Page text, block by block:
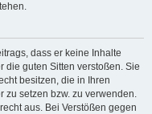
dass er keine Inhalte
die guten Sitten verstoßen. Sie
besitzen, die in Ihren
setzen bzw. zu verwenden.
aus. Bei Verstößen gegen